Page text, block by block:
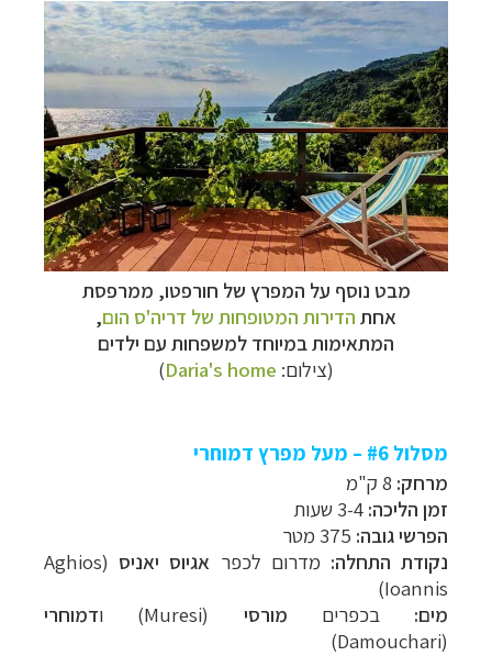
מבט נוסף על המפרץ של חורפטו, ממרפסת
אחת הדירות המטופחות של דריה'ס הום,
המתאימות במיוחד למשפחות עם ילדים
(צילום: Daria's home
)
מסלול #6 – מעל מפרץ דמוחרי
מרחק: 8 ק"מ
זמן הליכה: 3-4 שעות
הפרשי גובה:
נקודת התחלה: מדרום לכפר אגיוס יאניס (
Aghios
Ioannis
)
מים: בכפרים מורסי (
Muresi) ודמוחרי
(
Damouchari
)